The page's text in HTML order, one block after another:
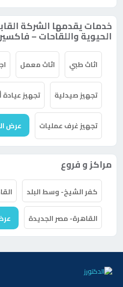
خدمات يقدمها الشركة
الحيوية واللقاحات –
اثاث طبي اثاث معمل
تجهيز صيدلية تجهيز
تجهيز غرف عمليات عرض
مراكز و فروع
كفر الشيخ- وسط البلد
القاهرة- مصر الجديدة